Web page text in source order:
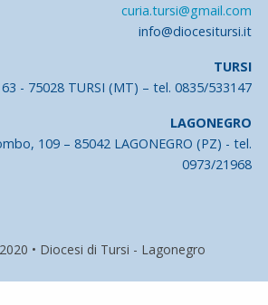
curia.tursi@gmail.com
info@diocesitursi.it
TURSI
- 75028 TURSI (MT) – tel. 0835/533147
LAGONEGRO
109 – 85042 LAGONEGRO (PZ) - tel.
0973/21968
• Diocesi di Tursi - Lagonegro